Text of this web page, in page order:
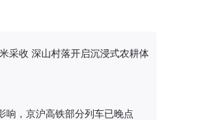
采收 深山村落开启沉浸式农耕体
响，京沪高铁部分列车已晚点